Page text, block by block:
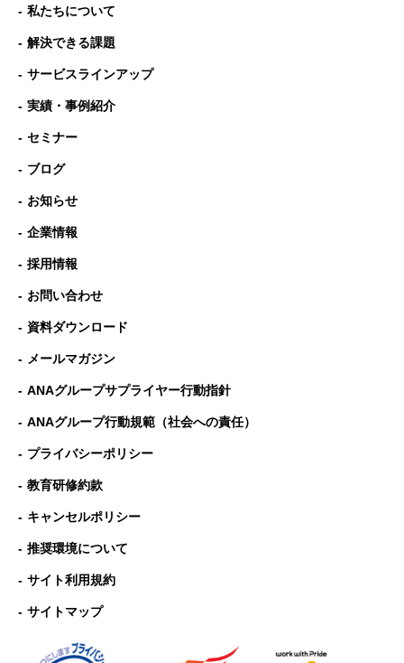
私たちについて
解決できる課題
サービスラインアップ
実績・事例紹介
セミナー
ブログ
お知らせ
企業情報
採用情報
お問い合わせ
資料ダウンロード
メールマガジン
ANAグループサプライヤー行動指針
ANAグループ⾏動規範（社会への責任）
プライバシーポリシー
教育研修約款
キャンセルポリシー
推奨環境について
サイト利用規約
サイトマップ